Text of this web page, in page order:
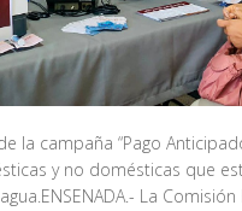
la campaña “Pago
y no domésticas que
La